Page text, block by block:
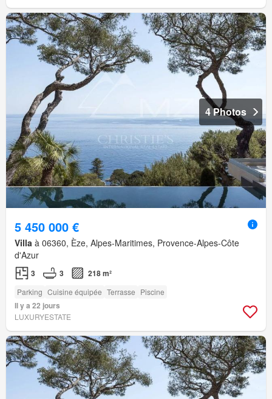
4 Photos
5 450 000 €
Villa à 06360, Èze, Alpes-Maritimes, Provence-Alpes-Côte
d'Azur
3 3 218 m²
Parking Cuisine équipée Terrasse Piscine
Il y a 22 jours
LUXURYESTATE